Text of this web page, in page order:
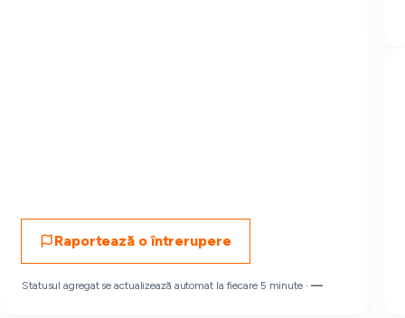
Raportează o întrerupere
Statusul agregat se actualizează automat la fiecare 5 minute · —